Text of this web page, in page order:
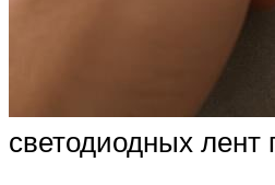
светодиодных лент